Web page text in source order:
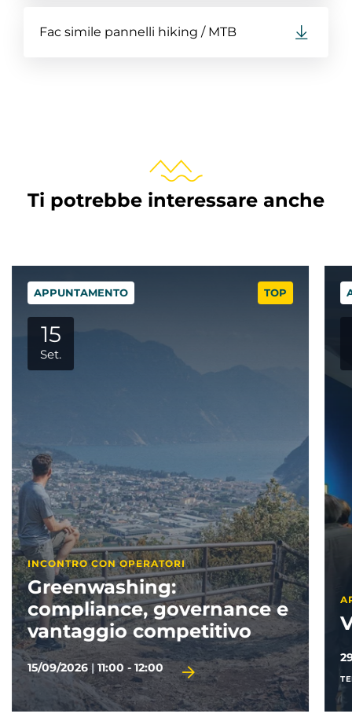
Fac simile pannelli hiking / MTB
Ti potrebbe interessare anche
TOP
APPUNTAMENTO
29
Set.
APPUNTAMENTI PARTNER
Visitate il Garda
29/09/2026 14:30 - 17:00
TERMINE D'ISCRIZIONE 28/09/2026